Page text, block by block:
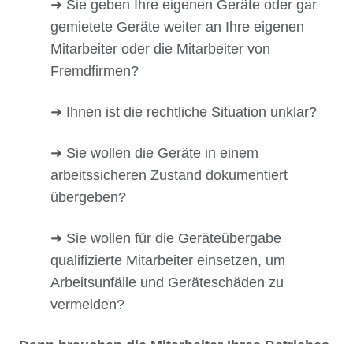
➜ Sie geben Ihre eigenen Geräte oder gar
gemietete Geräte weiter an Ihre eigenen
Mitarbeiter oder die Mitarbeiter von
Fremdfirmen?
➜ Ihnen ist die rechtliche Situation unklar?
➜ Sie wollen die Geräte in einem
arbeitssicheren Zustand dokumentiert
übergeben?
➜ Sie wollen für die Geräteübergabe
qualifizierte Mitarbeiter einsetzen, um
Arbeitsunfälle und Geräteschäden zu
vermeiden?